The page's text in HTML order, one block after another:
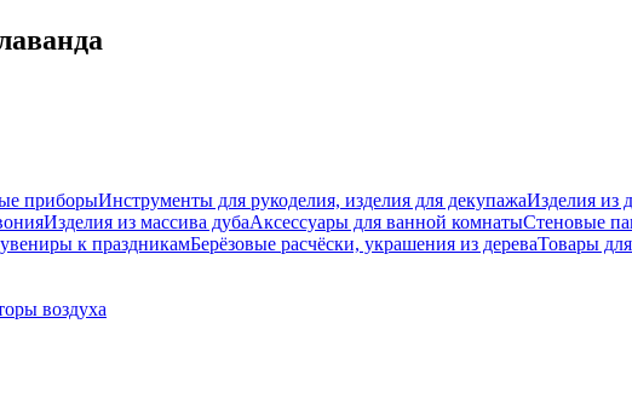
приборыИнструменты для рукоделия, изделия для декупажаИзделия из
Изделия из массива дубаАксессуары для ванной комнатыСтеновые
к праздникамБерёзовые расчёски, украшения из дереваТовары
воздуха